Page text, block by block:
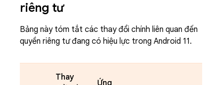
riêng tư
Bảng này tóm tắt các thay đổi chính liên quan đến
quyền riêng tư đang có hiệu lực trong Android 11.
Thay
Ứng